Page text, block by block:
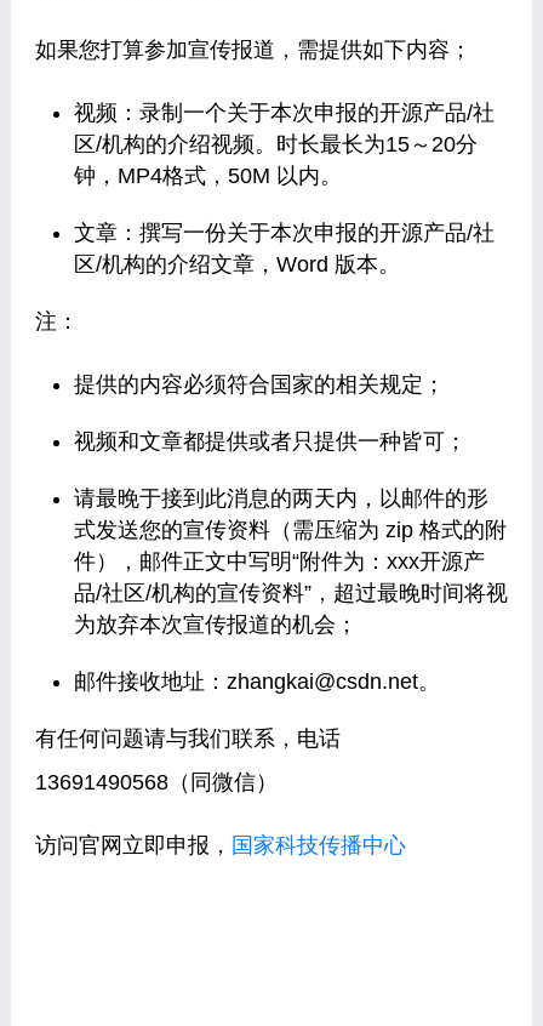
如果您打算参加宣传报道，需提供如下内容；
视频：录制一个关于本次申报的开源产品/社
区/机构的介绍视频。时长最长为15～20分
钟，MP4格式，50M 以内。
文章：撰写一份关于本次申报的开源产品/社
区/机构的介绍文章，Word 版本。
注：
提供的内容必须符合国家的相关规定；
视频和文章都提供或者只提供一种皆可；
请最晚于接到此消息的两天内，以邮件的形
式发送您的宣传资料（需压缩为 zip 格式的附
件），邮件正文中写明“附件为：xxx开源产
品/社区/机构的宣传资料”，超过最晚时间将视
为放弃本次宣传报道的机会；
邮件接收地址：zhangkai@csdn.net。
有任何问题请与我们联系，电话
13691490568（同微信）
访问官网立即申报， 国家科技传播中心